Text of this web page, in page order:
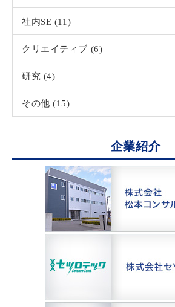
社内SE (11)
クリエイティブ (6)
研究 (4)
その他 (15)
企業紹介